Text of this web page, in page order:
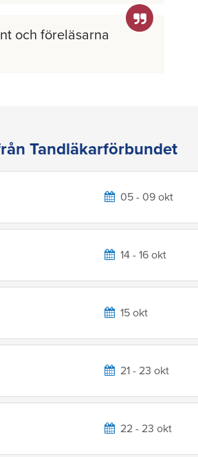
och föreläsarna
Tandläkarförbundet
05 - 09 okt
14 - 16 okt
15 okt
21 - 23 okt
22 - 23 okt